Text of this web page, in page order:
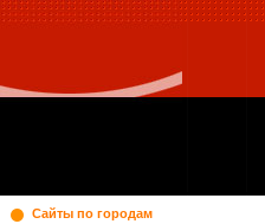
Сайты по городам